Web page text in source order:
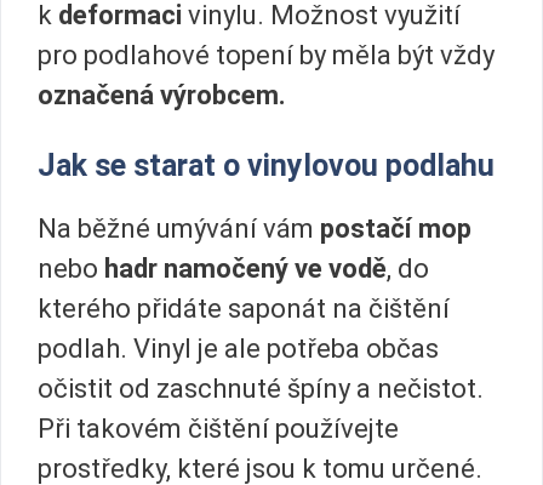
k deformaci vinylu. Možnost využití
pro podlahové topení by měla být vždy
označená výrobcem.
Jak se starat o vinylovou podlahu
Na běžné umývání vám postačí mop
nebo hadr namočený ve vodě, do
kterého přidáte saponát na čištění
podlah. Vinyl je ale potřeba občas
očistit od zaschnuté špíny a nečistot.
Při takovém čištění používejte
prostředky, které jsou k tomu určené.